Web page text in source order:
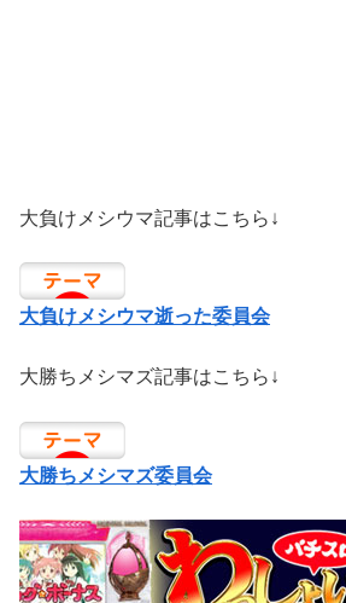
大負けメシウマ記事はこちら↓
大負けメシウマ逝った委員会
大勝ちメシマズ記事はこちら↓
大勝ちメシマズ委員会